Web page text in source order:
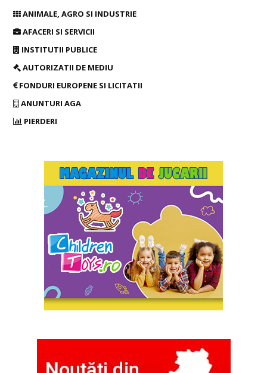
ANIMALE, AGRO SI INDUSTRIE
AFACERI SI SERVICII
INSTITUTII PUBLICE
AUTORIZATII DE MEDIU
FONDURI EUROPENE SI LICITATII
ANUNTURI AGA
PIERDERI